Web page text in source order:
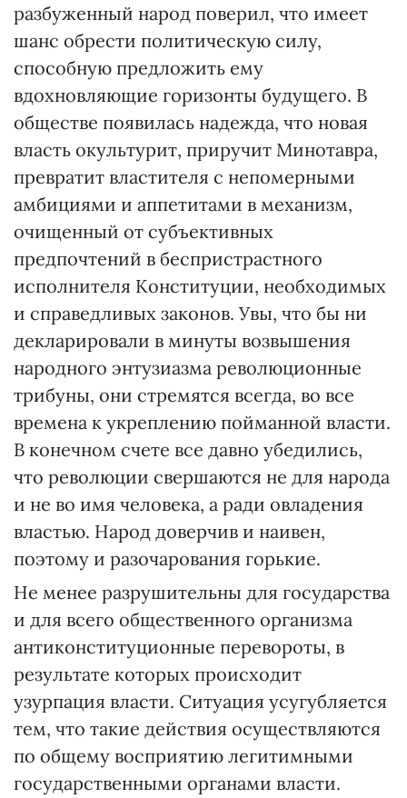
разбуженный народ поверил, что имеет
шанс обрести политическую силу,
способную предложить ему
вдохновляющие горизонты будущего. В
обществе появилась надежда, что новая
власть окультурит, приручит Минотавра,
превратит властителя с непомерными
амбициями и аппетитами в механизм,
очищенный от субъективных
предпочтений в беспристрастного
исполнителя Конституции, необходимых
и справедливых законов. Увы, что бы ни
декларировали в минуты возвышения
народного энтузиазма революционные
трибуны, они стремятся всегда, во все
времена к укреплению пойманной власти.
В конечном счете все давно убедились,
что революции свершаются не для народа
и не во имя человека, а ради овладения
властью. Народ доверчив и наивен,
поэтому и разочарования горькие.
Не менее разрушительны для государства
и для всего общественного организма
антиконституционные перевороты, в
результате которых происходит
узурпация власти. Ситуация усугубляется
тем, что такие действия осуществляются
по общему восприятию легитимными
государственными органами власти.